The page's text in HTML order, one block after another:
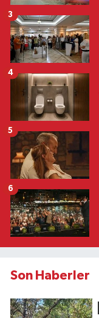
3
4
5
6
Son Haberler